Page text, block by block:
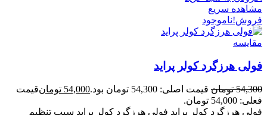
مشاهده سریع
فروش!ناموجود
مقایسه
فولی هرزگرد کولر پراید
54,300 تومان قیمت اصلی: 54,300 تومان بود. 54,000 تومانقیمت
فعلی: 54,000 تومان.
فولی هرزگرد کولر پراید فولی هرزگرد کولر پراید سبب تنظیم